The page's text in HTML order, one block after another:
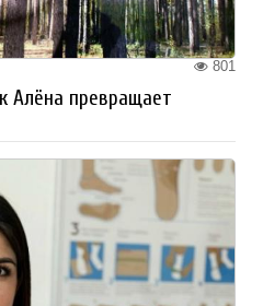
801
Алёна превращает